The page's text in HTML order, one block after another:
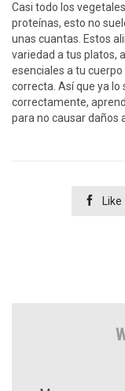
Casi todo los
proteínas, esto no
unas cuantas. Estos
variedad a tus platos,
esenciales a tu
correcta. Así que ya lo
correctamente,
para no causar daños
 Like